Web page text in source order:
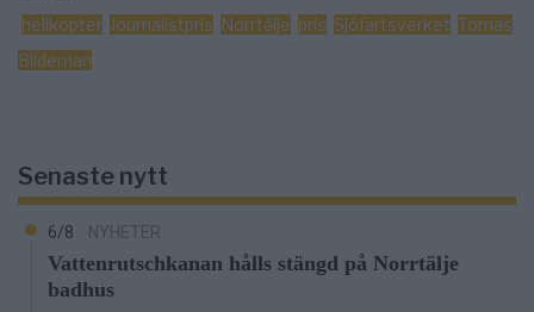
helikopter Journalistpris Norrtälje pris Sjöfartsverket Tomas
Blideman
Senaste nytt
6/8 NYHETER
Vattenrutschkanan hålls stängd på Norrtälje
badhus